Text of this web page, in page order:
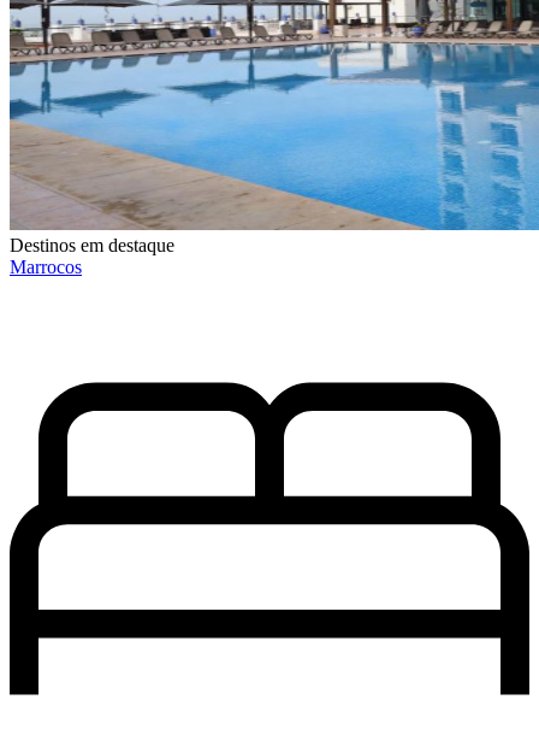
Destinos em destaque
Marrocos